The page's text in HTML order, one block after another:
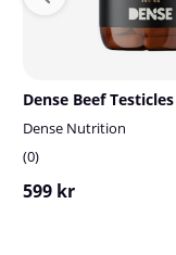
Dense Nutrition
0
599 kr